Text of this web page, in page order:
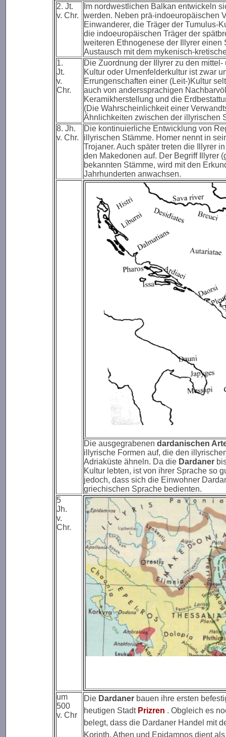
2. Jt.
v. Chr.
Im nordwestlichen Balkan entwickeln
werden. Neben prä-indoeuropäischen
Einwanderer, die Träger der Tumulus-
die indoeuropäischen Träger der
weiteren Ethnogenese der Illyrer
Austausch mit dem mykenisch-
1.
Jt.
v.
Chr.
Die Zuordnung der Illyrer zu den
Kultur oder Urnenfelderkultur ist zwar
Errungenschaften einer (Leit-)Kultur
auch von anderssprachigen
Keramikherstellung und die
(Die Wahrscheinlichkeit einer
Ähnlichkeiten zwischen der illyrischen
8. Jh.
v. Chr.
Die kontinuierliche Entwicklung von
illyrischen Stämme. Homer nennt in
Trojaner. Auch später treten die Illyrer
den Makedonen auf. Der Begriff Illyrer
bekannten Stämme, wird mit den
Jahrhunderten anwachsen.
Die ausgegrabenen dardanischen
illyrische Formen auf, die den
Adriaküste ähneln. Da die Dardaner
Kultur lebten, ist von ihrer Sprache so
jedoch, dass sich die Einwohner
griechischen Sprache bedienten.
5
Jh.
v.
Chr.
um
500
v. Chr
Die Dardaner bauen ihre ersten
heutigen Stadt Prizren . Obgleich es
belegt, dass die Dardaner Handel mit
Korinth, Athen und Epidamnos dient